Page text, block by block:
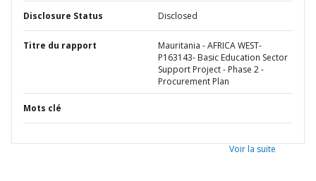
Disclosure Status Disclosed
Titre du rapport
Mauritania - AFRICA WEST-
P163143- Basic Education Sector
Support Project - Phase 2 -
Procurement Plan
Mots clé
Voir la suite